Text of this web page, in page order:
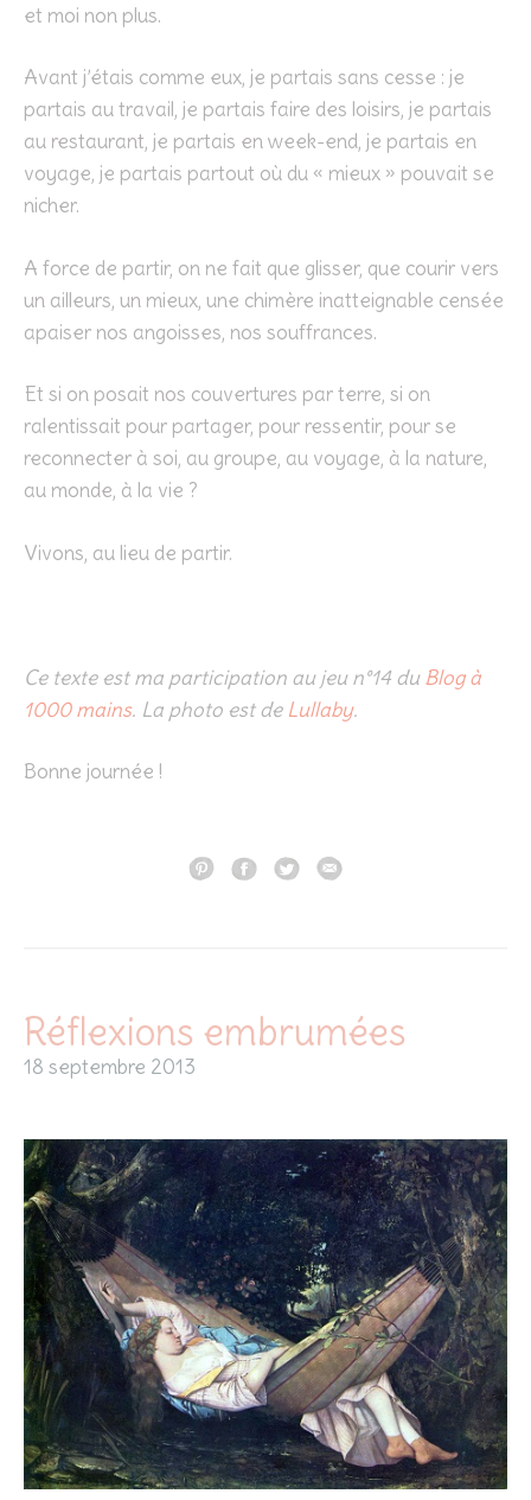
et moi non plus.
Avant j’étais comme eux, je partais sans cesse : je
partais au travail, je partais faire des loisirs, je partais
au restaurant, je partais en week-end, je partais en
voyage, je partais partout où du « mieux » pouvait se
nicher.
A force de partir, on ne fait que glisser, que courir vers
un ailleurs, un mieux, une chimère inatteignable censée
apaiser nos angoisses, nos souffrances.
Et si on posait nos couvertures par terre, si on
ralentissait pour partager, pour ressentir, pour se
reconnecter à soi, au groupe, au voyage, à la nature,
au monde, à la vie ?
Vivons, au lieu de partir.
Ce texte est ma participation au jeu n°14 duBlog à
1000 mains. La photo est de Lullaby.
Bonne journée !
Réflexions embrumées
18 septembre 2013